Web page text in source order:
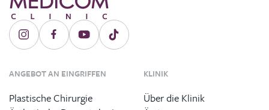
ANGEBOT AN EINGRIFFEN
Plastische Chirurgie
KLINIK
Über die Klinik